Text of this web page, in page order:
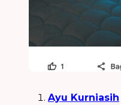
Ayu Kurniasih